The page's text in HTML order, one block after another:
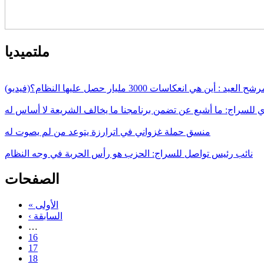
ملتميديا
هي انعكاسات 3000 مليار حصل عليها النظام؟(فيديو)
ما أشيع عن تضمن برنامجنا ما يخالف الشريعة لا أساس له
منسق حملة غزواني في اترارزة يتوعد من لم يصوت له
نائب رئيس تواصل للسراج: الحزب هو رأس الحربة في وجه النظام
الصفحات
« الأولى
‹ السابقة
…
16
17
18